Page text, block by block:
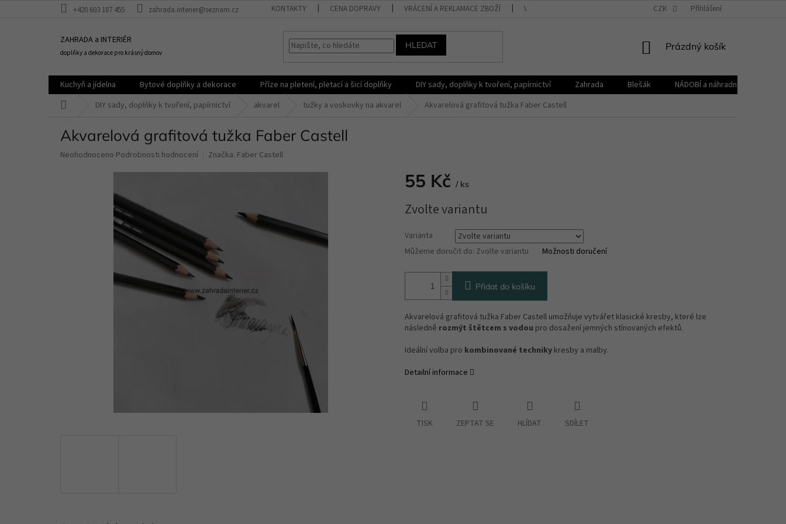
+420 603 187 455 zahrada.interier@seznam.cz KONTAKTY CENA DOPRAVY VRÁCENÍ A REKLAMACE ZBOŽÍ VŠEOBECNÉ OBCHODNÍ PODMÍNKY REKLAMAČNÍ ŘÁD
CZK Přihlášení
ZAHRADA a INTERIÉR
doplňky a dekorace pro krásný domov
HLEDAT
NÁKUPNÍ
Prázdný košík
Kuchyň a jídelna Bytové doplňky a dekorace Příze na pletení, pletací a šicí doplňky DIY sady, doplňky k tvoření, papírnictví Zahrada Blešák
NÁDOBÍ a náhradní díly KELOmat
DIY sady, doplňky k tvoření, papírnictví akvarel tužky a voskovky na akvarel Akvarelová grafitová tužka Faber Castell
Akvarelová grafitová tužka Faber Castell
Průměrné
Neohodnoceno Podrobnosti hodnocení Značka: Faber Castell
55 Kč / ks
cena:
Zvolte variantu
Varianta
Můžeme doručit do: Zvolte variantu Možnosti doručení
Přidat do košíku
Akvarelová grafitová tužka Faber Castell umožňuje vytvářet klasické kresby, které lze
následně rozmýt štětcem s vodou pro dosažení jemných stínovaných efektů.
Ideální volba pro kombinované techniky kresby a malby.
Detailní informace
TISK ZEPTAT SE HLÍDAT SDÍLET